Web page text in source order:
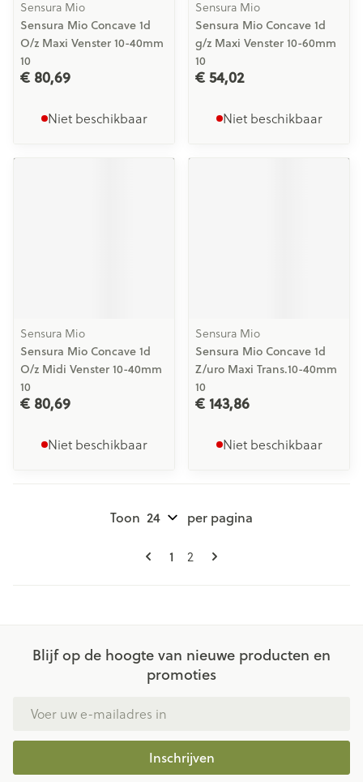
Sensura Mio
Sensura Mio Concave 1d
O/z Maxi Venster 10-40mm
10
€ 80,69
Niet beschikbaar
Sensura Mio
Sensura Mio Concave 1d
g/z Maxi Venster 10-60mm
10
€ 54,02
Niet beschikbaar
Sensura Mio
Sensura Mio Concave 1d
O/z Midi Venster 10-40mm
10
€ 80,69
Niet beschikbaar
Sensura Mio
Sensura Mio Concave 1d
Z/uro Maxi Trans.10-40mm
10
€ 143,86
Niet beschikbaar
Pagina's
U lees momenteel pagina
1 Pagina
2
Toon per pagina
Blijf op de hoogte van nieuwe producten en
promoties
Inschrijven